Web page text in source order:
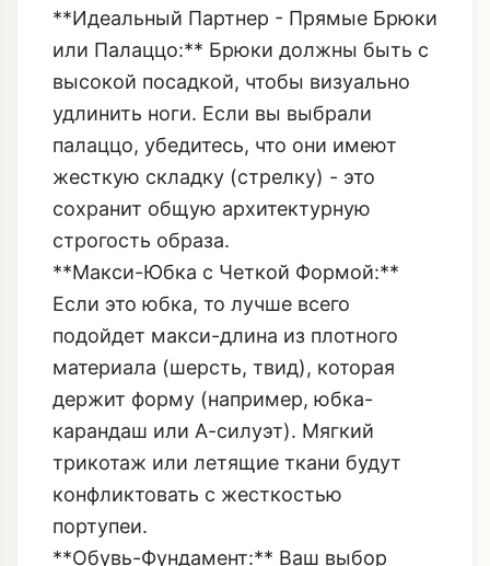
палаццо, убедитесь, что они имеют
жесткую складку (стрелку) - это
сохранит общую архитектурную
строгость образа.
**Макси-Юбка с Четкой Формой:**
Если это юбка, то лучше всего
подойдет макси-длина из плотного
материала (шерсть, твид), которая
держит форму (например, юбка-
карандаш или А-силуэт). Мягкий
трикотаж или летящие ткани будут
конфликтовать с жесткостью
портупеи.
**Обувь-Фундамент:** Ваш выбор
обуви должен быть столь же
монументальным, как и портупея. Это
могут быть ботинки на массивной, но
геометрически четкой платформе или